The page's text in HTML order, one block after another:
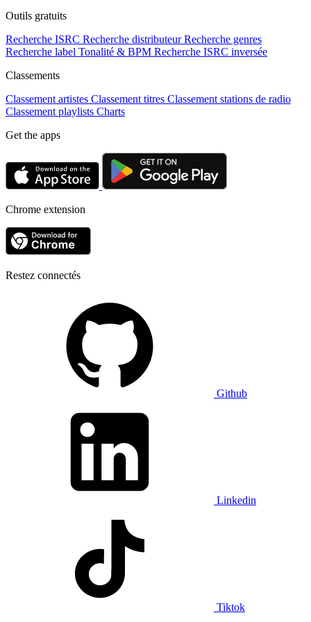
Outils gratuits
Recherche ISRC Recherche distributeur Recherche genres
Recherche label Tonalité & BPM Recherche ISRC inversée
Classements
Classement artistes Classement titres Classement stations de radio
Classement playlists Charts
Get the apps
Chrome extension
Restez connectés
Github
Linkedin
Tiktok